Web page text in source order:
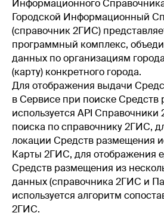
Информационного
Городской Информационный
(справочник 2ГИС)
программный комплекс,
данных по организациям
(карту) конкретного города.
Для отображения выдачи
в Сервисе при поиске Средств
используется API
поиска по справочнику 2ГИС,
локации Средств размещения
Карты 2ГИС, для отображения
Средств размещения из
данных (справочника 2ГИС и
используется алгоритм
2ГИС.